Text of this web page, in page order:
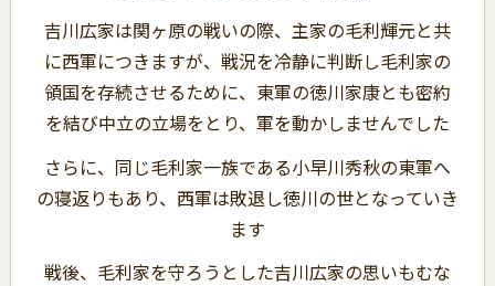
吉川広家は関ヶ原の戦いの際、主家の毛利輝元と共
に西軍につきますが、戦況を冷静に判断し毛利家の
領国を存続させるために、東軍の徳川家康とも密約
を結び中立の立場をとり、軍を動かしませんでした
さらに、同じ毛利家一族である小早川秀秋の東軍へ
の寝返りもあり、西軍は敗退し徳川の世となっていき
ます
戦後、毛利家を守ろうとした吉川広家の思いもむな